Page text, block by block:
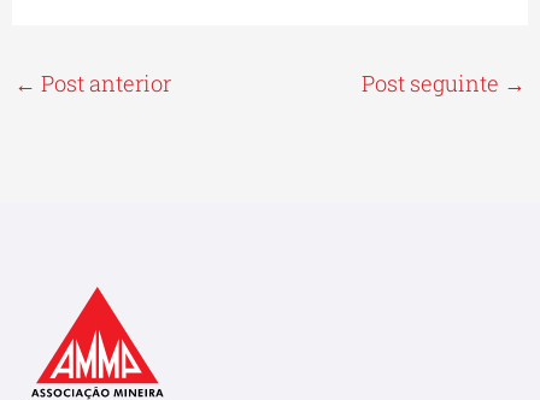
← Post anterior Post seguinte →